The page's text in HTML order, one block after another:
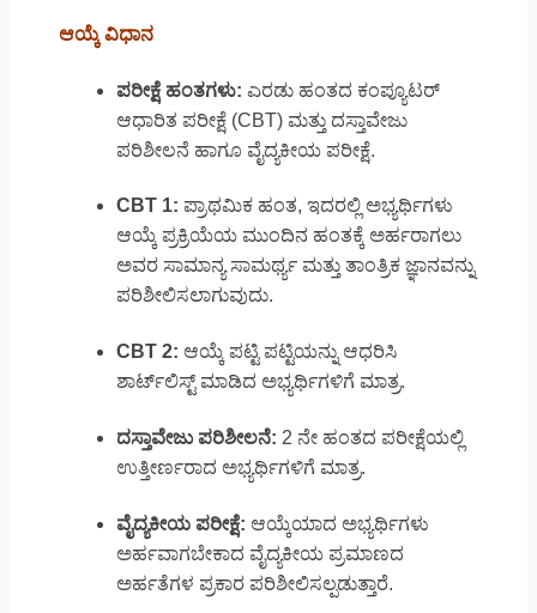
ಆಯ್ಕೆ ವಿಧಾನ
ಪರೀಕ್ಷೆ ಹಂತಗಳು: ಎರಡು ಹಂತದ ಕಂಪ್ಯೂಟರ್
ಆಧಾರಿತ ಪರೀಕ್ಷೆ (CBT) ಮತ್ತು ದಸ್ತಾವೇಜು
ಪರಿಶೀಲನೆ ಹಾಗೂ ವೈದ್ಯಕೀಯ ಪರೀಕ್ಷೆ.
CBT 1: ಪ್ರಾಥಮಿಕ ಹಂತ, ಇದರಲ್ಲಿ ಅಭ್ಯರ್ಥಿಗಳು
ಆಯ್ಕೆ ಪ್ರಕ್ರಿಯೆಯ ಮುಂದಿನ ಹಂತಕ್ಕೆ ಅರ್ಹರಾಗಲು
ಅವರ ಸಾಮಾನ್ಯ ಸಾಮರ್ಥ್ಯ ಮತ್ತು ತಾಂತ್ರಿಕ ಜ್ಞಾನವನ್ನು
ಪರಿಶೀಲಿಸಲಾಗುವುದು.
CBT 2: ಆಯ್ಕೆ ಪಟ್ಟಿ ಪಟ್ಟಿಯನ್ನು ಆಧರಿಸಿ
ಶಾರ್ಟ್‌ಲಿಸ್ಟ್ ಮಾಡಿದ ಅಭ್ಯರ್ಥಿಗಳಿಗೆ ಮಾತ್ರ.
ದಸ್ತಾವೇಜು ಪರಿಶೀಲನೆ: 2 ನೇ ಹಂತದ ಪರೀಕ್ಷೆಯಲ್ಲಿ
ಉತ್ತೀರ್ಣರಾದ ಅಭ್ಯರ್ಥಿಗಳಿಗೆ ಮಾತ್ರ.
ವೈದ್ಯಕೀಯ ಪರೀಕ್ಷೆ: ಆಯ್ಕೆಯಾದ ಅಭ್ಯರ್ಥಿಗಳು
ಅರ್ಹವಾಗಬೇಕಾದ ವೈದ್ಯಕೀಯ ಪ್ರಮಾಣದ
ಅರ್ಹತೆಗಳ ಪ್ರಕಾರ ಪರಿಶೀಲಿಸಲ್ಪಡುತ್ತಾರೆ.